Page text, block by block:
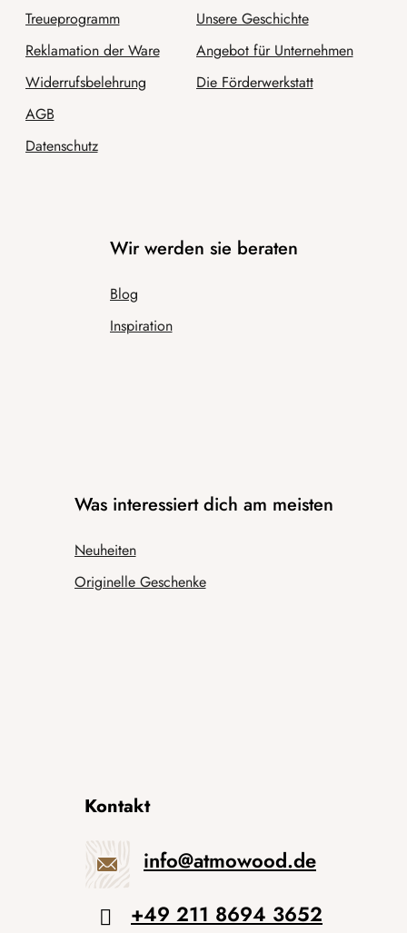
Treueprogramm
Reklamation der Ware
Widerrufsbelehrung
AGB
Datenschutz
Unsere Geschichte
Angebot für Unternehmen
Die Förderwerkstatt
Wir werden sie beraten
Blog
Inspiration
Was interessiert dich am meisten
Neuheiten
Originelle Geschenke
Kontakt
info@atmowood.de
+49 211 8694 3652